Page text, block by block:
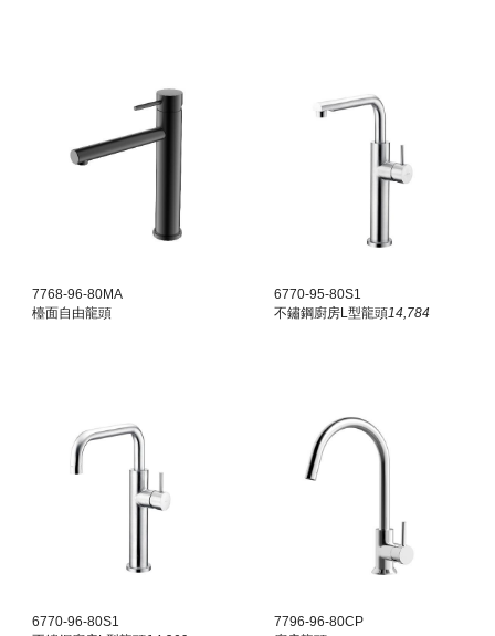
7768-96-80MA
檯面自由龍頭
6770-95-80S1
不鏽鋼廚房L型龍頭14,784
6770-96-80S1
7796-96-80CP